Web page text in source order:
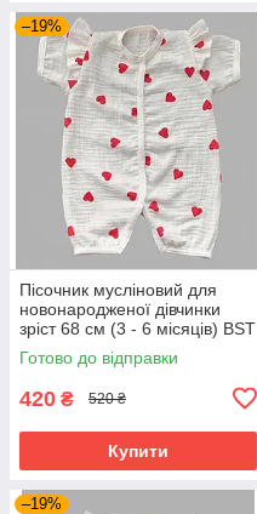
–19%
Пісочник мусліновий для
новонародженої дівчинки
зріст 68 см (3 - 6 місяців) BST
червоні сердечка
Готово до відправки
420 ₴ 520 ₴
Купити
–19%